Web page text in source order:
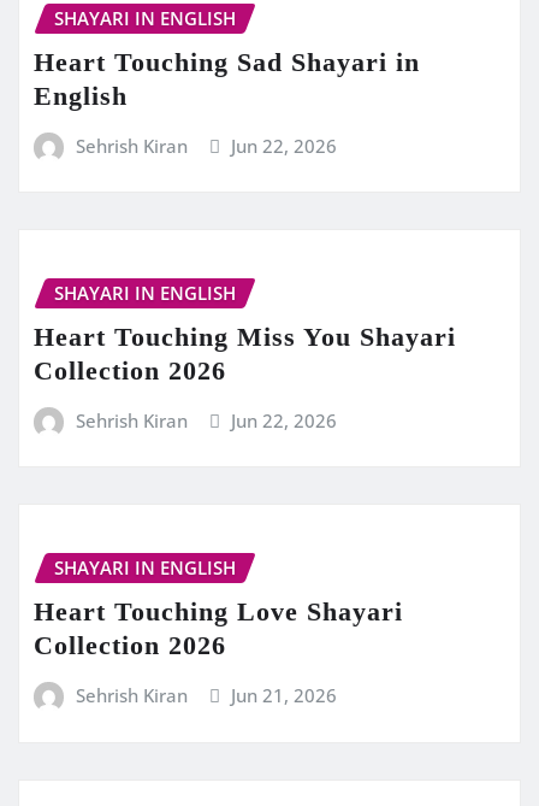
SHAYARI IN ENGLISH
Heart Touching Sad Shayari in
English
Sehrish Kiran Jun 22, 2026
SHAYARI IN ENGLISH
Heart Touching Miss You Shayari
Collection 2026
Sehrish Kiran Jun 22, 2026
SHAYARI IN ENGLISH
Heart Touching Love Shayari
Collection 2026
Sehrish Kiran Jun 21, 2026